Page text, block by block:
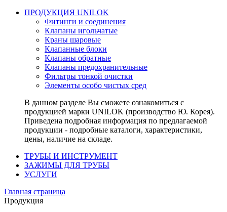
ПРОДУКЦИЯ UNILOK
Фитинги и соединения
Клапаны игольчатые
Краны шаровые
Клапанные блоки
Клапаны обратные
Клапаны предохранительные
Фильтры тонкой очистки
Элементы особо чистых сред
В данном разделе Вы сможете ознакомиться с
продукцией марки UNILOK (производство Ю. Корея).
Приведена подробная информация по предлагаемой
продукции - подробные каталоги, характеристики,
цены, наличие на складе.
ТРУБЫ И ИНСТРУМЕНТ
ЗАЖИМЫ ДЛЯ ТРУБЫ
УСЛУГИ
Главная страница
Продукция